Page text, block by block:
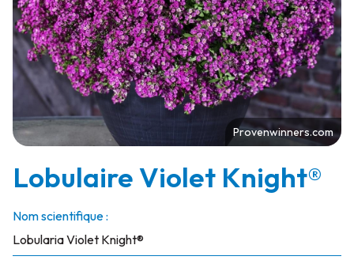
Provenwinners.com
Lobulaire Violet Knight®
Nom scientifique :
Lobularia Violet Knight®